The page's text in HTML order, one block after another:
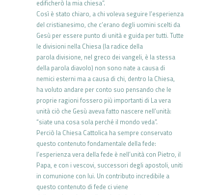
edificherò la mia chiesa”.
Così è stato chiaro, a chi voleva seguire l’esperienza
del cristianesimo, che c’erano degli uomini scelti da
Gesù per essere punto di unità e guida per tutti. Tutte
le divisioni nella Chiesa (la radice della
parola divisione, nel greco dei vangeli, è la stessa
della parola diavolo) non sono nate a causa di
nemici esterni ma a causa di chi, dentro la Chiesa,
ha voluto andare per conto suo pensando che le
proprie ragioni fossero più importanti di La vera
unità ciò che Gesù aveva fatto nascere nell’unità:
“siate una cosa sola perché il mondo veda”.
Perciò la Chiesa Cattolica ha sempre conservato
questo contenuto fondamentale della fede:
l’esperienza vera della fede è nell’unità con Pietro, il
Papa, e con i vescovi, successori degli apostoli, uniti
in comunione con lui. Un contributo incredibile a
questo contenuto di fede ci viene